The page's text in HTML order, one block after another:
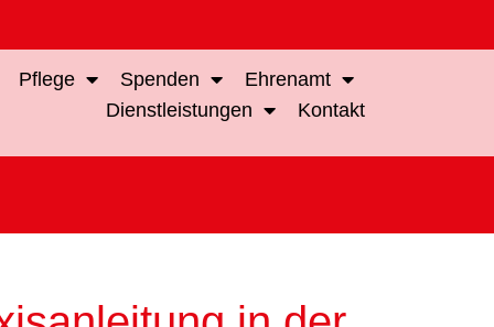
Pflege Spenden
Ehrenamt
Dienstleistungen
Kontakt